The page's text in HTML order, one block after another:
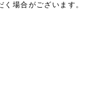
場合がございます。